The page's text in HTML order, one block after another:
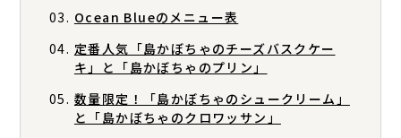
Ocean Blueのメニュー表
定番人気「島かぼちゃのチーズバスクケー
キ」と「島かぼちゃのプリン」
数量限定！「島かぼちゃのシュークリーム」
と「島かぼちゃのクロワッサン」